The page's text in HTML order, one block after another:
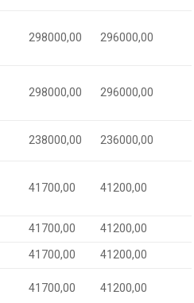
298000,00 296000,00
298000,00 296000,00
238000,00 236000,00
41700,00 41200,00
41700,00
41200,00
41700,00
41200,00
41700,00 41200,00